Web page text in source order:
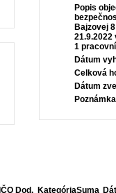
Popis
Bajzovej
21.9.2022
1
Dátum
Celková
Dátum
IČO Dod. KategóriaSuma